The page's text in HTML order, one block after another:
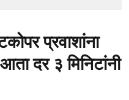
प्रवाशांना
दर ३ मिनिटांनी